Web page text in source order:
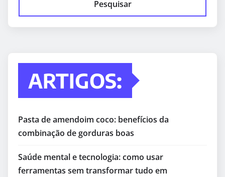
Pesquisar
ARTIGOS:
Pasta de amendoim coco: benefícios da
combinação de gorduras boas
Saúde mental e tecnologia: como usar
ferramentas sem transformar tudo em